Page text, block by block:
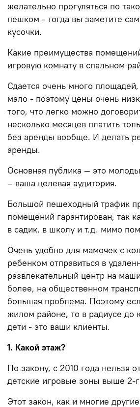
желательно прогуляться по
пешком - тогда вы заметите
кусочки.
Какие преимущества
игровую комнату в спальном
Сдается очень много
мало - поэтому цены очень
того, что легко можно
несколько месяцев платить
без аренды вообще. И делать
аренды.
Основная публика — это
– ваша целевая аудитория.
Большой пешеходный трафик
помещений гарантирован, так
в садик, в школу и т.д. мимо
Очень удобно для мамочек с
ребенком отправиться в
развлекательный центр на
более, на общественном
большая проблема. Поэтому
жилом районе, то в радиусе до
дети - это ваши клиенты.
1. Какой этаж?
По закону, с 2010 года нельзя
детские игровые зоны выше 2-
Этот закон, как и многие